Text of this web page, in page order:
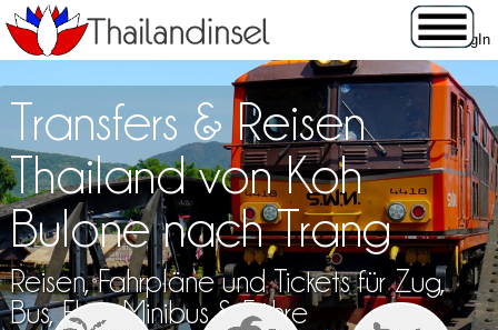
Transfers & Reisen
Thailand von Koh
Bulone nach Trang
Reisen, Fahrpläne und Tickets für Zug,
Bus, Flug, Minibus & Fähre